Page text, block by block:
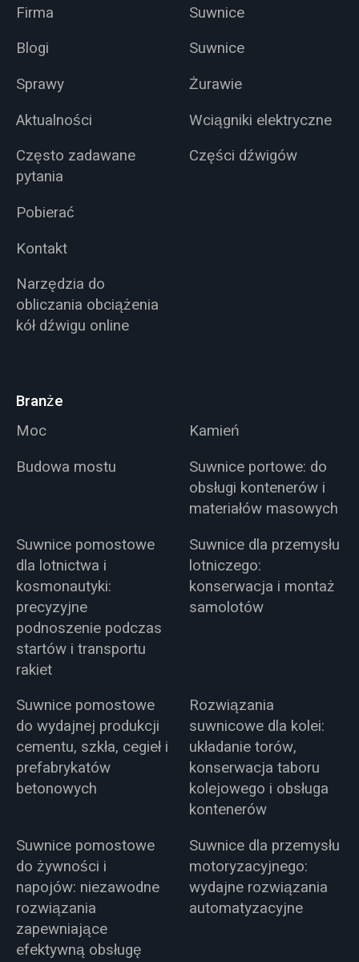
Firma
Blogi
Sprawy
Aktualności
Często zadawane
pytania
Pobierać
Kontakt
Narzędzia do
obliczania obciążenia
kół dźwigu online
Suwnice
Suwnice
Żurawie
Wciągniki elektryczne
Części dźwigów
Branże
Moc
Kamień
Budowa mostu
Suwnice portowe: do
obsługi kontenerów i
materiałów masowych
Suwnice pomostowe
dla lotnictwa i
kosmonautyki:
precyzyjne
podnoszenie podczas
startów i transportu
rakiet
Suwnice dla przemysłu
lotniczego:
konserwacja i montaż
samolotów
Suwnice pomostowe
do wydajnej produkcji
cementu, szkła, cegieł i
prefabrykatów
betonowych
Rozwiązania
suwnicowe dla kolei:
układanie torów,
konserwacja taboru
kolejowego i obsługa
kontenerów
Suwnice pomostowe
do żywności i
napojów: niezawodne
rozwiązania
zapewniające
efektywną obsługę
Suwnice dla przemysłu
motoryzacyjnego:
wydajne rozwiązania
automatyzacyjne